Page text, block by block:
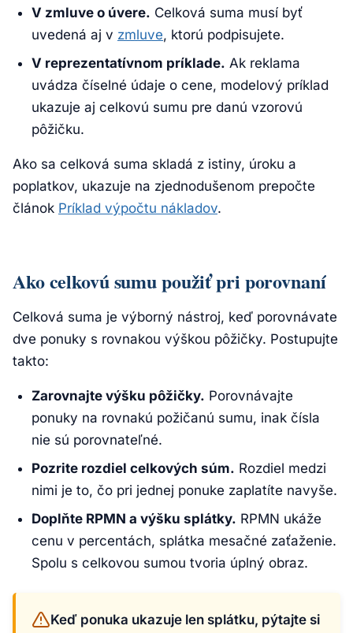
V zmluve o úvere. Celková suma musí byť
uvedená aj v zmluve, ktorú podpisujete.
V reprezentatívnom príklade. Ak reklama
uvádza číselné údaje o cene, modelový príklad
ukazuje aj celkovú sumu pre danú vzorovú
pôžičku.
Ako sa celková suma skladá z istiny, úroku a
poplatkov, ukazuje na zjednodušenom prepočte
článok Príklad výpočtu nákladov.
Ako celkovú sumu použiť pri porovnaní
Celková suma je výborný nástroj, keď porovnávate
dve ponuky s rovnakou výškou pôžičky. Postupujte
takto:
Zarovnajte výšku pôžičky. Porovnávajte
ponuky na rovnakú požičanú sumu, inak čísla
nie sú porovnateľné.
Pozrite rozdiel celkových súm. Rozdiel medzi
nimi je to, čo pri jednej ponuke zaplatíte navyše.
Doplňte RPMN a výšku splátky. RPMN ukáže
cenu v percentách, splátka mesačné zaťaženie.
Spolu s celkovou sumou tvoria úplný obraz.
Keď ponuka ukazuje len splátku, pýtajte si